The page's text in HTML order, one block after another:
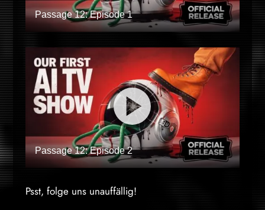
Passage 12: Episode 1
Passage 12: Episode 2
Psst, folge uns unauffällig!